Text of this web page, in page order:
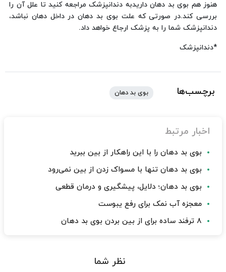
هنوز هم بوی بد دهان داریدبه دندانپزشک مراجعه کنید تا علل آن را
بررسی کند.در صورتی که علت بوی بد دهان در داخل دهان نباشد،
دندانپزشک شما را به پزشک ارجاع خواهد داد.
*دندانپزشک
برچسب‌ها بوی بد دهان
اخبار مرتبط
بوی بد دهان را با این راهکار از بین ببرید
بوی بد دهان تنها با مسواک زدن از بین نمی‌رود
بوی بد دهان؛ دلایل، پیشگیری و درمان قطعی
معجزه آب نمک برای رفع یبوست
۸ ترفند ساده برای از بین بردن بوی بد دهان
نظر شما